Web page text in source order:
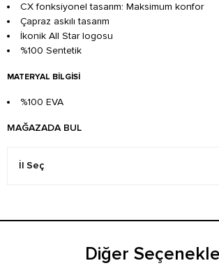
CX fonksiyonel tasarım: Maksimum konfor
Çapraz askılı tasarım
İkonik All Star logosu
%100 Sentetik
MATERYAL BILGISI
%100 EVA
MAĞAZADA BUL
Diğer